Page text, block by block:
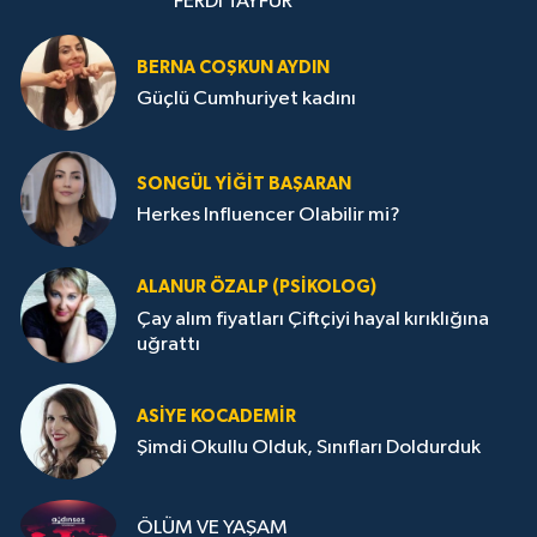
BERNA COŞKUN AYDIN
Güçlü Cumhuriyet kadını
SONGÜL YIĞIT BAŞARAN
Herkes Influencer Olabilir mi?
ALANUR ÖZALP (PSIKOLOG)
Çay alım fiyatları Çiftçiyi hayal kırıklığına
uğrattı
ASIYE KOCADEMİR
Şimdi Okullu Olduk, Sınıfları Doldurduk
ÖLÜM VE YAŞAM